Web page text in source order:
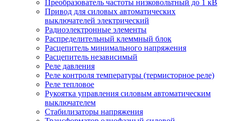
Преобразователь частоты низковольтный до 1 кВ
Привод для силовых автоматических
выключателей электрический
Радиоэлектронные элементы
Распределительный клеммный блок
Расцепитель минимального напряжения
Расцепитель независимый
Реле давления
Реле контроля температуры (термисторное реле)
Реле тепловое
Рукоятка управления силовым автоматическим
выключателем
Стабилизаторы напряжения